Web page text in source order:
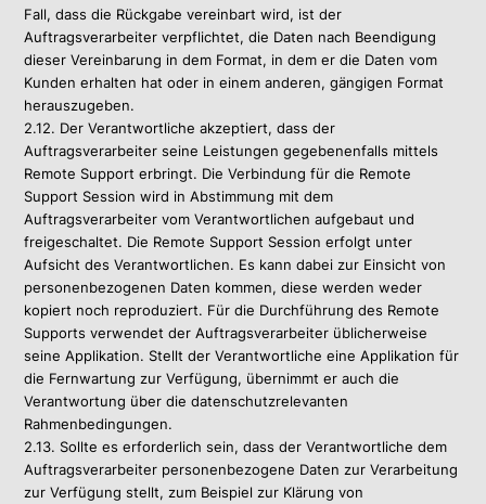
Fall, dass die Rückgabe vereinbart wird, ist der
Auftragsverarbeiter verpflichtet, die Daten nach Beendigung
dieser Vereinbarung in dem Format, in dem er die Daten vom
Kunden erhalten hat oder in einem anderen, gängigen Format
herauszugeben.
2.12. Der Verantwortliche akzeptiert, dass der
Auftragsverarbeiter seine Leistungen gegebenenfalls mittels
Remote Support erbringt. Die Verbindung für die Remote
Support Session wird in Abstimmung mit dem
Auftragsverarbeiter vom Verantwortlichen aufgebaut und
freigeschaltet. Die Remote Support Session erfolgt unter
Aufsicht des Verantwortlichen. Es kann dabei zur Einsicht von
personenbezogenen Daten kommen, diese werden weder
kopiert noch reproduziert. Für die Durchführung des Remote
Supports verwendet der Auftragsverarbeiter üblicherweise
seine Applikation. Stellt der Verantwortliche eine Applikation für
die Fernwartung zur Verfügung, übernimmt er auch die
Verantwortung über die datenschutzrelevanten
Rahmenbedingungen.
2.13. Sollte es erforderlich sein, dass der Verantwortliche dem
Auftragsverarbeiter personenbezogene Daten zur Verarbeitung
zur Verfügung stellt, zum Beispiel zur Klärung von